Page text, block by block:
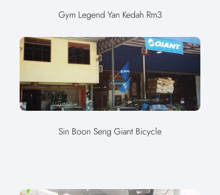
Gym Legend Yan Kedah Rm3
Sin Boon Seng Giant Bicycle